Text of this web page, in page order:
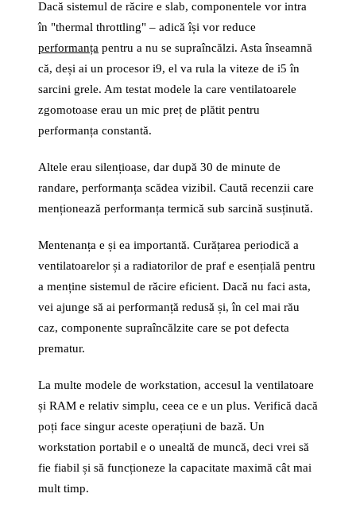
Dacă sistemul de răcire e slab, componentele vor intra
în "thermal throttling" – adică își vor reduce
performanța pentru a nu se supraîncălzi. Asta înseamnă
că, deși ai un procesor i9, el va rula la viteze de i5 în
sarcini grele. Am testat modele la care ventilatoarele
zgomotoase erau un mic preț de plătit pentru
performanța constantă.
Altele erau silențioase, dar după 30 de minute de
randare, performanța scădea vizibil. Caută recenzii care
menționează performanța termică sub sarcină susținută.
Mentenanța e și ea importantă. Curățarea periodică a
ventilatoarelor și a radiatorilor de praf e esențială pentru
a menține sistemul de răcire eficient. Dacă nu faci asta,
vei ajunge să ai performanță redusă și, în cel mai rău
caz, componente supraîncălzite care se pot defecta
prematur.
La multe modele de workstation, accesul la ventilatoare
și RAM e relativ simplu, ceea ce e un plus. Verifică dacă
poți face singur aceste operațiuni de bază. Un
workstation portabil e o unealtă de muncă, deci vrei să
fie fiabil și să funcționeze la capacitate maximă cât mai
mult timp.